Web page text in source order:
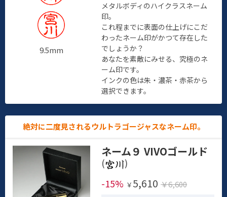
9.5mm
メタルボディのハイクラスネーム
印。
これ程までに表面の仕上げにこだ
わったネーム印がかつて存在した
でしょうか？
あなたを素敵にみせる、究極のネ
ーム印です。
インクの色は朱・濃茶・赤茶から
選択できます。
絶対に二度見されるウルトラゴージャスなネーム印。
ネーム９ VIVOゴールド
(
)
-15% ￥ 5,610 ￥6,600